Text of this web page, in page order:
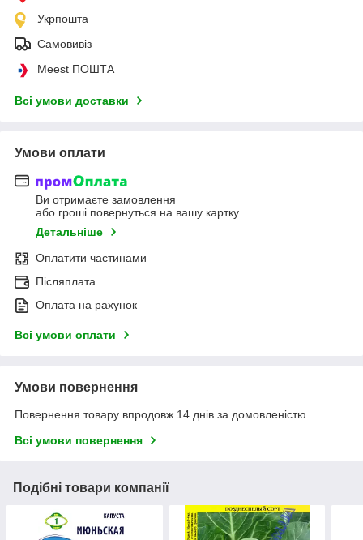
Укрпошта
Самовивіз
Meest ПОШТА
Всі умови доставки
Умови оплати
Ви отримаєте замовлення
або гроші повернуться на вашу картку
Детальніше
Оплатити частинами
Післяплата
Оплата на рахунок
Всі умови оплати
Умови повернення
Повернення товару впродовж 14 днів за домовленістю
Всі умови повернення
Подібні товари компанії